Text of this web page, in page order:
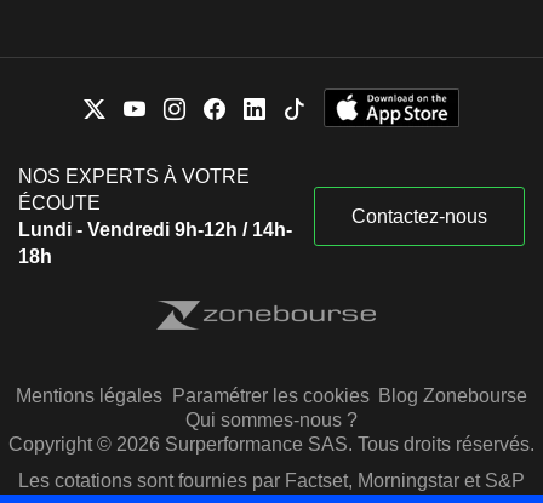
NOS EXPERTS À VOTRE
ÉCOUTE
Lundi - Vendredi 9h-12h / 14h-
18h
Contactez-nous
Mentions légales Paramétrer les cookies Blog Zonebourse
Qui sommes-nous ?
Copyright © 2026 Surperformance SAS. Tous droits réservés.
Les cotations sont fournies par Factset, Morningstar et S&P